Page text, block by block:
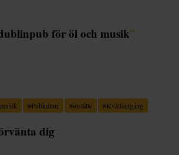
för öl och musik”
#Pubkultur #ölställe #Kvällsutgång
dig